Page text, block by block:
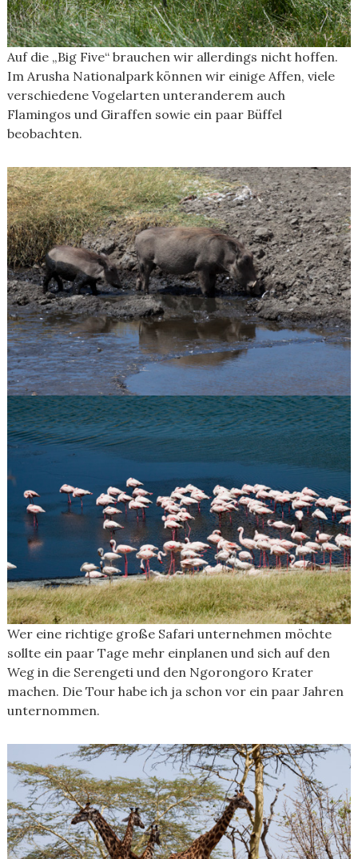
Auf die „Big Five“ brauchen wir allerdings nicht hoffen.
Im Arusha Nationalpark können wir einige Affen, viele
verschiedene Vogelarten unteranderem auch
Flamingos und Giraffen sowie ein paar Büffel
beobachten.
Wer eine richtige große Safari unternehmen möchte
sollte ein paar Tage mehr einplanen und sich auf den
Weg in die Serengeti und den Ngorongoro Krater
machen. Die Tour habe ich ja schon vor ein paar Jahren
unternommen.